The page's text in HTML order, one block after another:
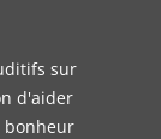
sur
d'aider
bonheur